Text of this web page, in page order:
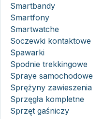
Smartbandy
Smartfony
Smartwatche
Soczewki kontaktowe
Spawarki
Spodnie trekkingowe
Spraye samochodowe
Sprężyny zawieszenia
Sprzęgła kompletne
Sprzęt gaśniczy